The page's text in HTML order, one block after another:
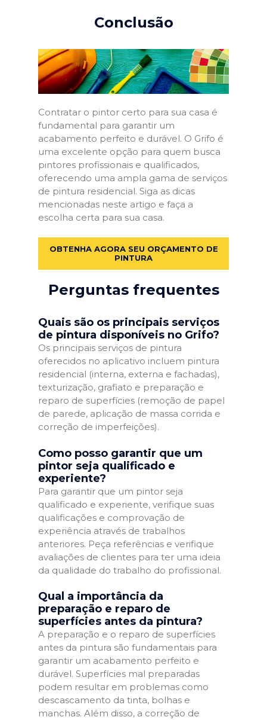
Conclusão
Contratar o pintor certo para sua casa é
fundamental para garantir um
acabamento perfeito e durável. O Grifo é
uma excelente opção para quem busca
pintores profissionais e qualificados,
oferecendo uma ampla gama de serviços
de pintura residencial. Siga as dicas
mencionadas neste artigo e faça a
escolha certa para sua casa.
OBTENHA AGORA SEU ORÇAMENTO DE
PINTURA
Perguntas frequentes
Quais são os principais serviços
de pintura disponíveis no Grifo?
Os principais serviços de pintura
oferecidos no aplicativo incluem pintura
residencial (interna, externa e fachadas),
texturização, grafiato e preparação e
reparo de superfícies (remoção de papel
de parede, aplicação de massa corrida e
correção de imperfeições).
Como posso garantir que um
pintor seja qualificado e
experiente?
Para garantir que um pintor seja
qualificado e experiente, verifique suas
qualificações e comprovação de
experiência através de trabalhos
anteriores. Peça referências e verifique
avaliações de clientes para ter uma ideia
da qualidade do trabalho do profissional.
Qual a importância da
preparação e reparo de
superfícies antes da pintura?
A preparação e o reparo de superfícies
antes da pintura são fundamentais para
garantir um acabamento perfeito e
durável. Superfícies mal preparadas
podem resultar em problemas como
descascamento da tinta, bolhas e
manchas. Além disso, a correção de